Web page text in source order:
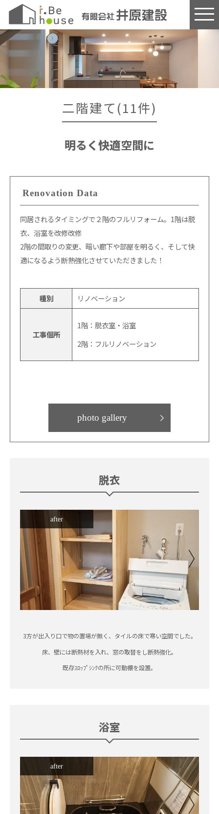
このページの本文へ
二階建て(11件)
明るく快適空間に
Renovation Data
同居されるタイミングで２階のフルリフォーム。1階は脱
衣、浴室を改修改修
2階の間取りの変更、暗い廊下や部屋を明るく、そして快
適になるよう断熱強化させていただきました！
種別 リノベーション
工事個所
1階：脱衣室・浴室
2階：フルリノベーション
photo gallery
脱衣
after
3方が出入り口で物の置場が無く、タイルの床で寒い空間でした。
床、壁には断熱材を入れ、窓の取替をし断熱強化。
既存ｽﾛｯﾌﾟｼﾝｸの所に可動棚を設置。
浴室
after